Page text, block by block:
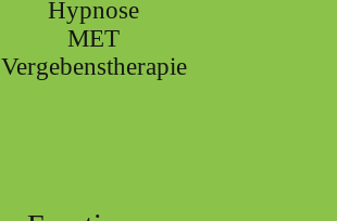
Hypnose
MET
Vergebenstherapie